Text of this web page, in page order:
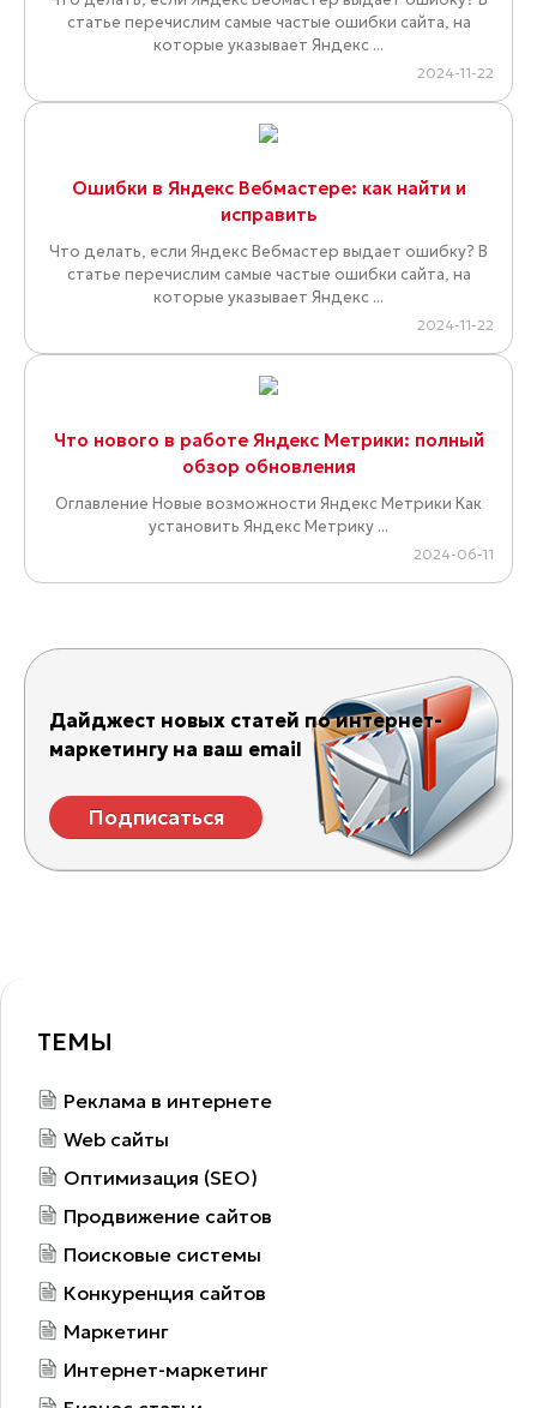
статье перечислим самые частые ошибки сайта, на
которые указывает Яндекс ...
2024-11-22
Ошибки в Яндекс Вебмастере: как найти и
исправить
Что делать, если Яндекс Вебмастер выдает ошибку? В
статье перечислим самые частые ошибки сайта, на
которые указывает Яндекс ...
2024-11-22
Что нового в работе Яндекс Метрики: полный
обзор обновления
Оглавление Новые возможности Яндекс Метрики Как
установить Яндекс Метрику ...
2024-06-11
Дайджест новых статей по интернет-
маркетингу на ваш email
Подписаться
ТЕМЫ
Реклама в интернете
Web сайты
Оптимизация (SEO)
Продвижение сайтов
Поисковые системы
Конкуренция сайтов
Маркетинг
Интернет-маркетинг